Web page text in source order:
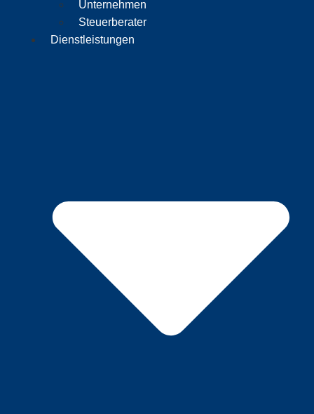
Unternehmen
Steuerberater
Dienstleistungen